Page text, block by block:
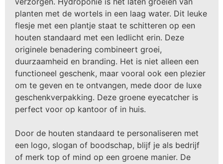
planten met de wortels in een laag water. Dit leuke
flesje met een plantje staat te schitteren op een
houten standaard met een ledlicht erin. Deze
originele benadering combineert groei,
duurzaamheid en branding. Het is niet alleen een
functioneel geschenk, maar vooral ook een plezier
om te geven en te ontvangen, mede door de luxe
geschenkverpakking. Deze groene eyecatcher is
perfect voor op kantoor of in huis.
Door de houten standaard te personaliseren met
een logo, slogan of boodschap, blijf je als bedrijf
of merk top of mind op een groene manier. De